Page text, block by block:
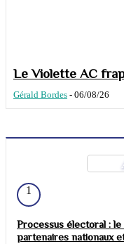
Le Violette AC
Gérald Bordes - 06/08/26
1
Processus électoral :
partenaires nationaux